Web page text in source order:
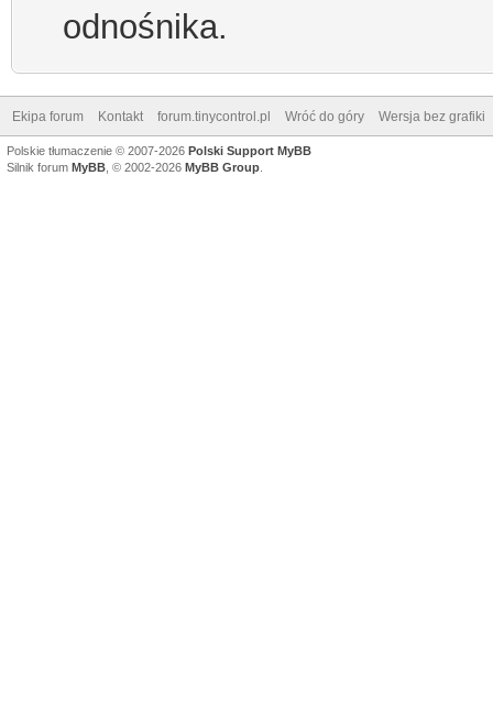
odnośnika.
Ekipa forum Kontakt forum.tinycontrol.pl Wróć do góry Wersja bez grafiki
Polskie tłumaczenie © 2007-2026 Polski Support MyBB
Silnik forum MyBB , © 2002-2026 MyBB Group